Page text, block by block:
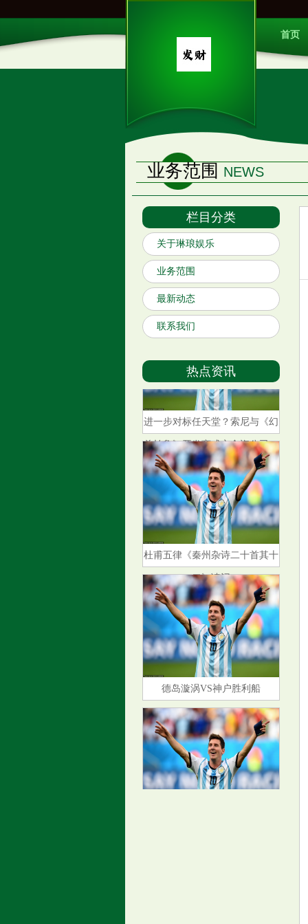
首页
业务范围 NEWS
栏目分类
关于琳琅娱乐
业务范围
最新动态
联系我们
热点资讯
进一步对标任天堂？索尼与《幻
兽帕鲁》开发商成立合资公司，
效仿宝可梦模式
杜甫五律《秦州杂诗二十首其十
二》读记
德岛漩涡VS神户胜利船